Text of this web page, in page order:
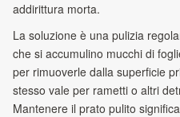
addirittura morta.
La soluzione è una pulizia
che si accumulino mucchi di
per rimuoverle dalla superficie
stesso vale per rametti o altri
Mantenere il prato pulito